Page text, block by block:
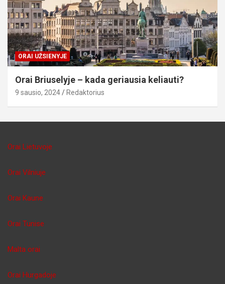
ORAI UŽSIENYJE
Orai Briuselyje – kada geriausia keliauti?
9 sausio, 2024 Redaktorius
Orai Lietuvoje
Orai Vilniuje
Orai Kaune
Orai Tunise
Malta orai
Orai Hurgadoje